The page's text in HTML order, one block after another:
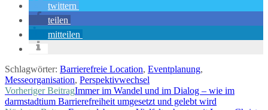
twittern
teilen
mitteilen
Schlagwörter: Barrierefreie Location, Eventplanung,
Messeorganisation, Perspektivwechsel
Weitere
Vorheriger BeitragImmer im Wandel und im Dialog – wie im
darmstadtium Barrierefreiheit umgesetzt und gelebt wird